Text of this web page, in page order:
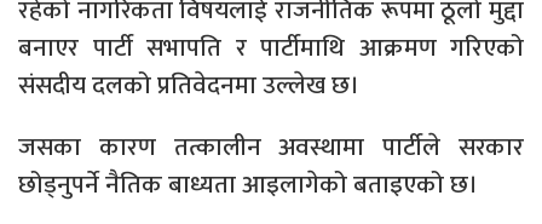
रहेको नागरिकता विषयलाई राजनीतिक रूपमा ठूलो मुद्दा
बनाएर पार्टी सभापति र पार्टीमाथि आक्रमण गरिएको
संसदीय दलको प्रतिवेदनमा उल्लेख छ।
जसका कारण तत्कालीन अवस्थामा पार्टीले सरकार
छोड्नुपर्ने नैतिक बाध्यता आइलागेको बताइएको छ।